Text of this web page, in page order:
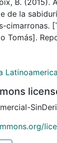
B. (2015).
de la
cimarronas.
Tomás].